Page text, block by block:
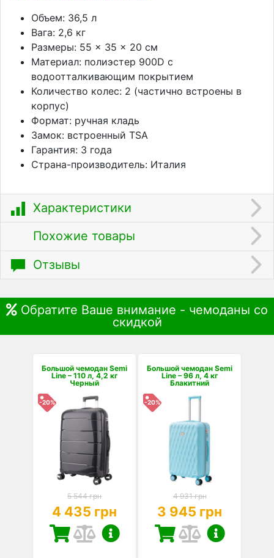
Объем: 36,5 л
Вага: 2,6 кг
Размеры: 55 × 35 × 20 см
Материал: полиэстер 900D с
водоотталкивающим покрытием
Количество колес: 2 (частично встроены в
корпус)
Формат: ручная кладь
Замок: встроенный TSA
Гарантия: 3 года
Страна-производитель: Италия
Характеристики
Похожие товары
Отзывы
Обратите Ваше внимание - чемоданы со
скидкой
Большой чемодан Semi
Line – 110 л, 4,2 кг
Черный
-20%
5 544 грн
4 435 грн
Большой чемодан Semi
Line – 96 л, 4 кг
Блакитний
-20%
4 931 грн
3 945 грн